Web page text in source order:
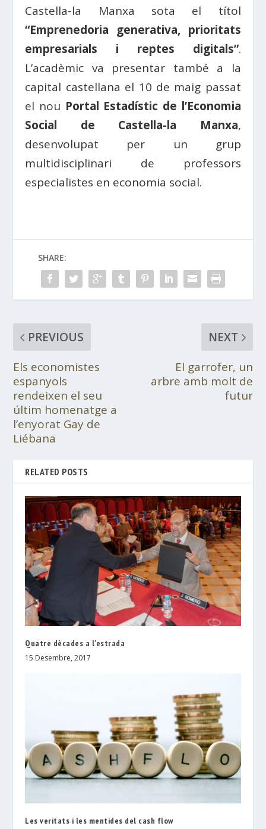
Castella-la Manxa sota el títol
“Emprenedoria generativa, prioritats
empresarials i reptes digitals”.
L’acadèmic va presentar també a la
capital castellana el 10 de maig passat
el nou Portal Estadístic de l’Economia
Social de Castella-la Manxa,
desenvolupat per un grup
multidisciplinari de professors
especialistes en economia social.
SHARE:
PREVIOUS
Els economistes
espanyols
rendeixen el seu
últim homenatge a
l’enyorat Gay de
Liébana
NEXT
El garrofer, un
arbre amb molt de
futur
RELATED POSTS
Quatre dècades a l’estrada
15 Desembre, 2017
Les veritats i les mentides del cash flow